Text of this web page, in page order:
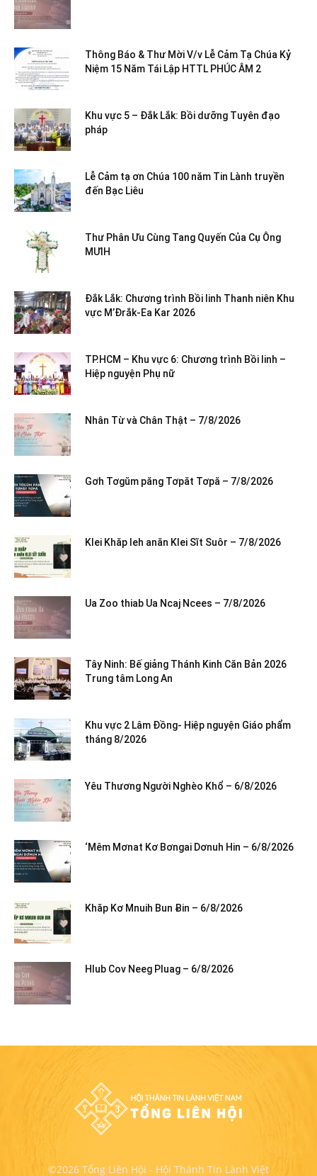
Thông Báo & Thư Mời V/v Lễ Cảm Tạ Chúa Kỷ
Niệm 15 Năm Tái Lập HTTL PHÚC ÂM 2
Khu vực 5 – Đắk Lắk: Bồi dưỡng Tuyên đạo
pháp
Lễ Cảm tạ ơn Chúa 100 năm Tin Lành truyền
đến Bạc Liêu
Thư Phân Ưu Cùng Tang Quyến Của Cụ Ông
MƯIH
Đắk Lắk: Chương trình Bồi linh Thanh niên Khu
vực M’Đrắk-Ea Kar 2026
TP.HCM – Khu vực 6: Chương trình Bồi linh –
Hiệp nguyện Phụ nữ
Nhân Từ và Chân Thật – 7/8/2026
Gơh Tơgŭm păng Tơpăt Tơpă – 7/8/2026
Klei Khăp leh anăn Klei Sĭt Suôr – 7/8/2026
Ua Zoo thiab Ua Ncaj Ncees – 7/8/2026
Tây Ninh: Bế giảng Thánh Kinh Căn Bản 2026
Trung tâm Long An
Khu vực 2 Lâm Đồng- Hiệp nguyện Giáo phẩm
tháng 8/2026
Yêu Thương Người Nghèo Khổ – 6/8/2026
‘Mêm Mơnat Kơ Bơngai Dơnuh Hin – 6/8/2026
Khăp Kơ Mnuih Bun Ƀin – 6/8/2026
Hlub Cov Neeg Pluag – 6/8/2026
©2026 Tổng Liên Hội - Hội Thánh Tin Lành Việt